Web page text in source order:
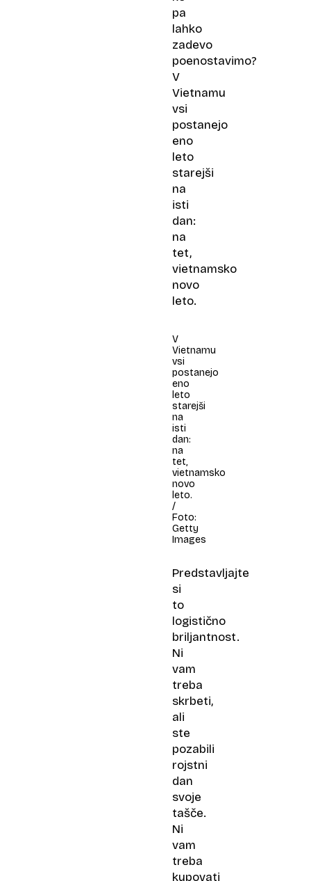
pa
lahko
zadevo
poenostavimo?
V
Vietnamu
vsi
postanejo
eno
leto
starejši
na
isti
dan:
na
tet,
vietnamsko
novo
leto.
V
Vietnamu
vsi
postanejo
eno
leto
starejši
na
isti
dan:
na
tet,
vietnamsko
novo
leto.
/
Foto:
Getty
Images
Predstavljajte
si
to
logistično
briljantnost.
Ni
vam
treba
skrbeti,
ali
ste
pozabili
rojstni
dan
svoje
tašče.
Ni
vam
treba
kupovati